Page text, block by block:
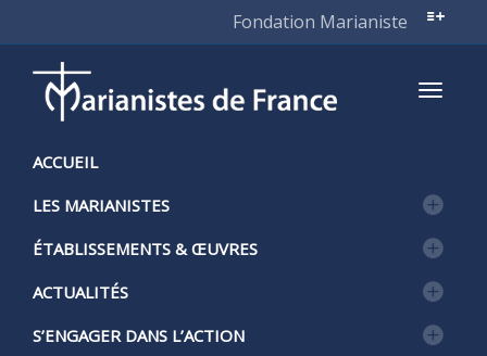
Fondation Marianiste
ACCUEIL
LES MARIANISTES
ÉTABLISSEMENTS & ŒUVRES
ACTUALITÉS
S’ENGAGER DANS L’ACTION